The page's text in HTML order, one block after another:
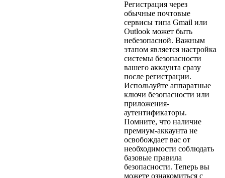
Регистрация через
обычные почтовые
сервисы типа Gmail или
Outlook может быть
небезопасной. Важным
этапом является настройка
системы безопасности
вашего аккаунта сразу
после регистрации.
Используйте аппаратные
ключи безопасности или
приложения-
аутентификаторы.
Помните, что наличие
премиум-аккаунта не
освобождает вас от
необходимости соблюдать
базовые правила
безопасности. Теперь вы
можете ознакомиться с